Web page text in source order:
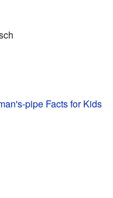
pipe Facts for Kids